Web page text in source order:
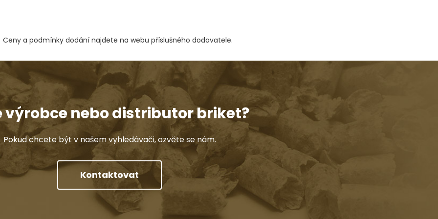
Ceny a podmínky dodání najdete na webu příslušného dodavatele.
výrobce nebo distributor briket?
Pokud chcete být v našem vyhledávači, ozvěte se nám.
Kontaktovat